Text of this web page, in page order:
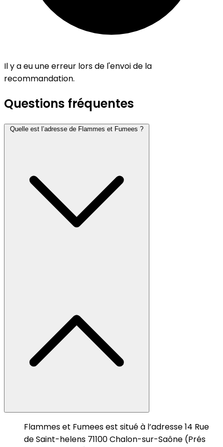
Il y a eu une erreur lors de l'envoi de la
recommandation.
Questions fréquentes
Quelle est l’adresse de Flammes et Fumees ?
Flammes et Fumees est situé à l’adresse 14 Rue
de Saint-helens 71100 Chalon-sur-Saône (Prés